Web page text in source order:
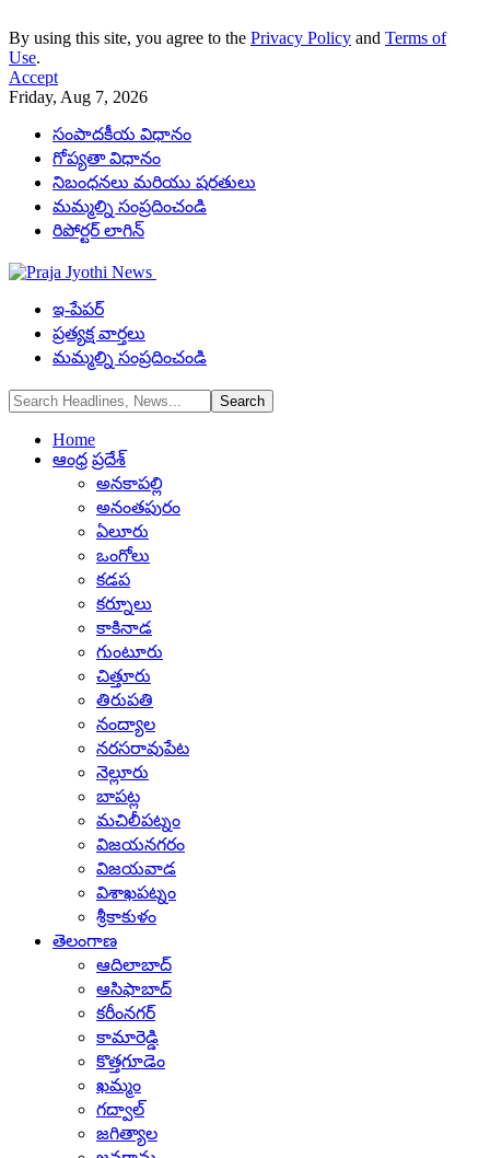
By using this site, you agree to the Privacy Policy and Terms of
Use.
Accept
Friday, Aug 7, 2026
సంపాదకీయ విధానం
గోప్యతా విధానం
నిబంధనలు మరియు షరతులు
మమ్మల్ని సంప్రదించండి
రిపోర్టర్ లాగిన్
ఇ-పేపర్
ప్రత్యక్ష వార్తలు
మమ్మల్ని సంప్రదించండి
Home
ఆంధ్ర ప్రదేశ్
అనకాపల్లి
అనంతపురం
ఏలూరు
ఒంగోలు
కడప
కర్నూలు
కాకినాడ
గుంటూరు
చిత్తూరు
తిరుపతి
నంద్యాల
నరసరావుపేట
నెల్లూరు
బాపట్ల
మచిలీపట్నం
విజయనగరం
విజయవాడ
విశాఖపట్నం
శ్రీకాకుళం
తెలంగాణ
ఆదిలాబాద్
ఆసిఫాబాద్
కరీంనగర్
కామారెడ్డి
కొత్తగూడెం
ఖమ్మం
గద్వాల్
జగిత్యాల